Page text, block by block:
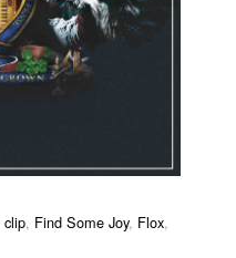
clip, Find Some Joy, Flox,